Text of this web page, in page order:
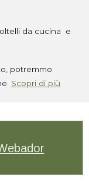
da cucina e
potremmo
Scopri di più